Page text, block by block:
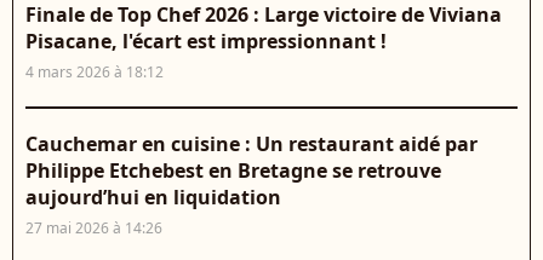
Finale de Top Chef 2026 : Large victoire de Viviana
Pisacane, l'écart est impressionnant !
4 mars 2026 à 18:12
Cauchemar en cuisine : Un restaurant aidé par
Philippe Etchebest en Bretagne se retrouve
aujourd’hui en liquidation
27 mai 2026 à 14:26